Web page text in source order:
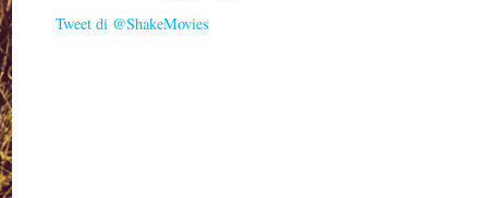
Tweet di @ShakeMovies